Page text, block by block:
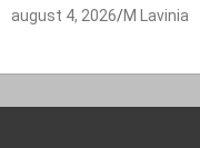
august 4, 2026 M Lavinia